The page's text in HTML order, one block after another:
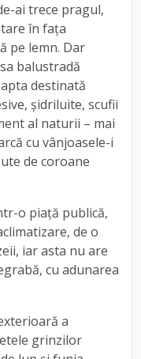
ai trece pragul,
în faţa
pe lemn. Dar
balustradă
destinată
şidriluite, scufii
al naturii – mai
cu vânjoasele-i
de coroane
o piaţă publică,
de o
iar asta nu are
cu adunarea
a
grinzilor